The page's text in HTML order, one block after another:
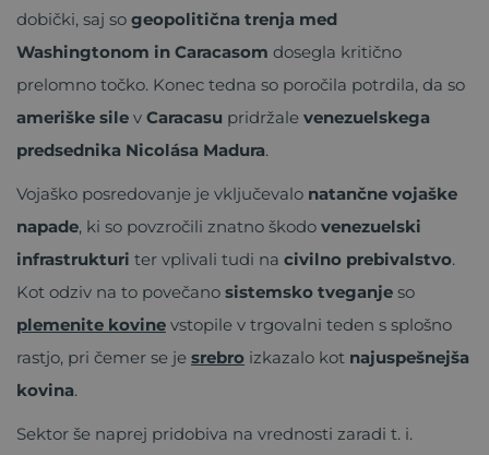
dobički, saj so geopolitična trenja med
Washingtonom in Caracasom dosegla kritično
prelomno točko. Konec tedna so poročila potrdila, da so
ameriške sile v Caracasu pridržale venezuelskega
predsednika Nicolása Madura.
Vojaško posredovanje je vključevalo natančne vojaške
napade, ki so povzročili znatno škodo venezuelski
infrastrukturi ter vplivali tudi na civilno prebivalstvo.
Kot odziv na to povečano sistemsko tveganje so
plemenite kovine vstopile v trgovalni teden s splošno
rastjo, pri čemer se je srebro izkazalo kot najuspešnejša
kovina.
Sektor še naprej pridobiva na vrednosti zaradi t. i.